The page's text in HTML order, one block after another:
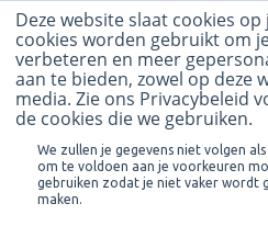
Deze website slaat cookies
cookies worden gebruikt om
verbeteren en meer
aan te bieden, zowel op deze
media. Zie ons Privacybeleid
de cookies die we gebruiken.
We zullen je gegevens niet volgen
om te voldoen aan je voorkeuren
gebruiken zodat je niet vaker wordt
maken.